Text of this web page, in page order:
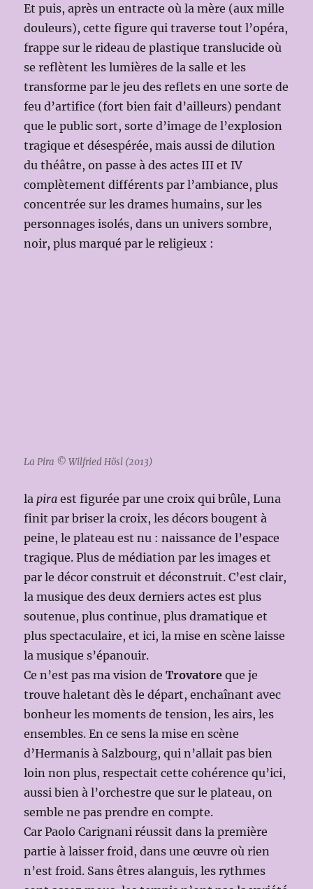
Et puis, après un entracte où la mère (aux mille
douleurs), cette figure qui traverse tout l’opéra,
frappe sur le rideau de plastique translucide où
se reflètent les lumières de la salle et les
transforme par le jeu des reflets en une sorte de
feu d’artifice (fort bien fait d’ailleurs) pendant
que le public sort, sorte d’image de l’explosion
tragique et désespérée, mais aussi de dilution
du théâtre, on passe à des actes III et IV
complètement différents par l’ambiance, plus
concentrée sur les drames humains, sur les
personnages isolés, dans un univers sombre,
noir, plus marqué par le religieux :
La Pira © Wilfried Hösl (2013)
lapira est figurée par une croix qui brûle, Luna
finit par briser la croix, les décors bougent à
peine, le plateau est nu : naissance de l’espace
tragique. Plus de médiation par les images et
par le décor construit et déconstruit. C’est clair,
la musique des deux derniers actes est plus
soutenue, plus continue, plus dramatique et
plus spectaculaire, et ici, la mise en scène laisse
la musique s’épanouir.
Ce n’est pas ma vision deTrovatore que je
trouve haletant dès le départ, enchaînant avec
bonheur les moments de tension, les airs, les
ensembles. En ce sens la mise en scène
d’Hermanis à Salzbourg, qui n’allait pas bien
loin non plus, respectait cette cohérence qu’ici,
aussi bien à l’orchestre que sur le plateau, on
semble ne pas prendre en compte.
Car Paolo Carignani réussit dans la première
partie à laisser froid, dans une œuvre où rien
n’est froid. Sans êtres alanguis, les rythmes